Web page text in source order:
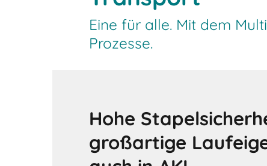
Eine für alle. Mit dem
Prozesse.
Hohe
großartige